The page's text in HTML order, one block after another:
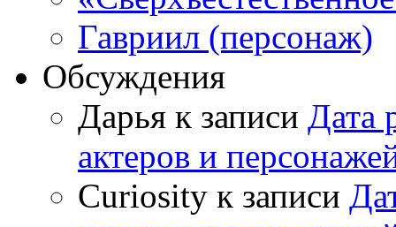
Гавриил (персонаж)
Обсуждения
Дарья к записи Дата
актеров и
Curiosity к записи